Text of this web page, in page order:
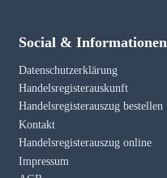
Social & Informationen
Datenschutzerklärung
Handelsregisterauskunft
Handelsregisterauszug bestellen
Kontakt
Handelsregisterauszug online
Impressum